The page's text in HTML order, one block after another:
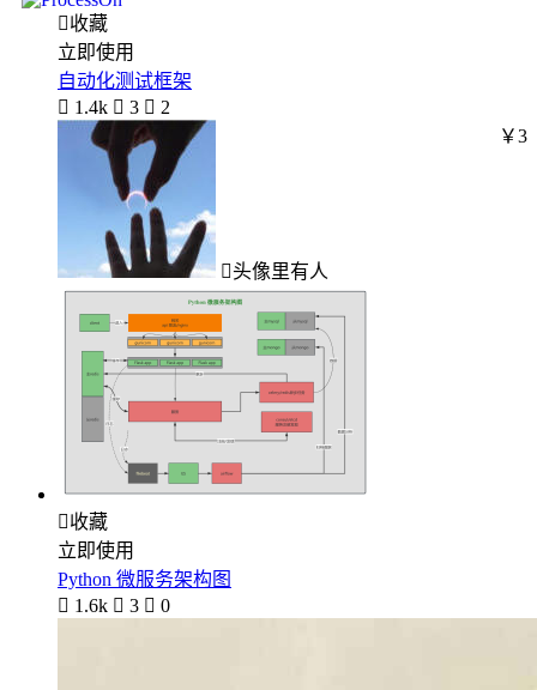
收藏
立即使用
自动化测试框架
 1.4k  3  2
头像里有人
￥3
收藏
立即使用
Python 微服务架构图
 1.6k  3  0